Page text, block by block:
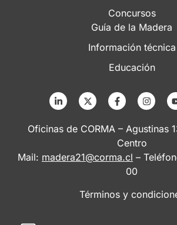
Concursos
Guía de la Madera
Información técnica
Educación
Oficinas de CORMA – Agustinas
Centro
Mail: madera21@corma.cl –
00
Términos y